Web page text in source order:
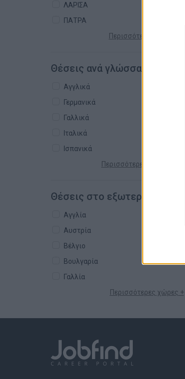
ΛΑΡΙΣΑ
ΠΑΤΡΑ
Περισσότερες πόλεις +
Θέσεις ανά γλώσσα
Αγγλικά
Γερμανικά
Γαλλικά
Ιταλικά
Ισπανικά
Περισσότερες γλώσσες +
Θέσεις στο εξωτερικό
Αγγλία
Αυστρία
Βέλγιο
Βουλγαρία
Γαλλία
Περισσότερες χώρες +